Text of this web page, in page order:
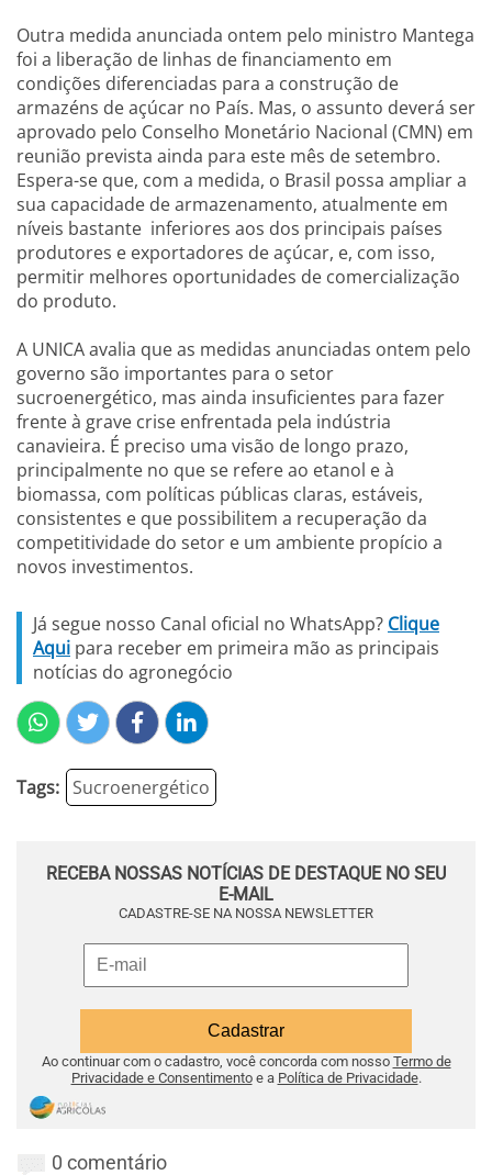
Outra medida anunciada ontem pelo ministro Mantega
foi a liberação de linhas de financiamento em
condições diferenciadas para a construção de
armazéns de açúcar no País. Mas, o assunto deverá ser
aprovado pelo Conselho Monetário Nacional (CMN) em
reunião prevista ainda para este mês de setembro.
Espera-se que, com a medida, o Brasil possa ampliar a
sua capacidade de armazenamento, atualmente em
níveis bastante inferiores aos dos principais países
produtores e exportadores de açúcar, e, com isso,
permitir melhores oportunidades de comercialização
do produto.
A UNICA avalia que as medidas anunciadas ontem pelo
governo são importantes para o setor
sucroenergético, mas ainda insuficientes para fazer
frente à grave crise enfrentada pela indústria
canavieira. É preciso uma visão de longo prazo,
principalmente no que se refere ao etanol e à
biomassa, com políticas públicas claras, estáveis,
consistentes e que possibilitem a recuperação da
competitividade do setor e um ambiente propício a
novos investimentos.
Já segue nosso Canal oficial no WhatsApp? Clique
Aqui para receber em primeira mão as principais
notícias do agronegócio
Tags: Sucroenergético
RECEBA NOSSAS NOTÍCIAS DE DESTAQUE NO SEU
E-MAIL
CADASTRE-SE NA NOSSA NEWSLETTER
Ao continuar com o cadastro, você concorda com nosso Termo de
Privacidade e Consentimentoe a Política de Privacidade.
0 comentário